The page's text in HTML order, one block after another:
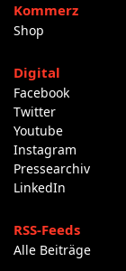
Kommerz
Shop
Digital
Facebook
Twitter
Youtube
Instagram
Pressearchiv
LinkedIn
RSS-Feeds
Alle Beiträge